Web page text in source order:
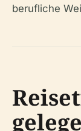
berufliche